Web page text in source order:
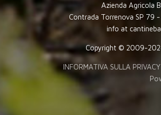
Azienda Agricola
Contrada Torrenova SP 79
info at
Copyright © 2009-
INFORMATIVA SULLA PRIVACY